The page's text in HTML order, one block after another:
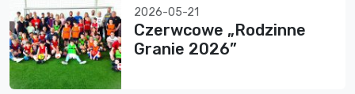
2026-05-21
Czerwcowe „Rodzinne
Granie 2026”